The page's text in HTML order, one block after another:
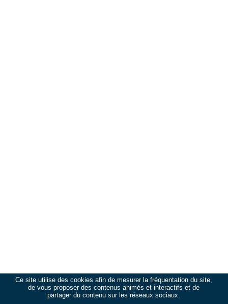
Ce site utilise des cookies afin de mesurer la fréquentation du site,
de vous proposer des contenus animés et interactifs et de
partager du contenu sur les réseaux sociaux.